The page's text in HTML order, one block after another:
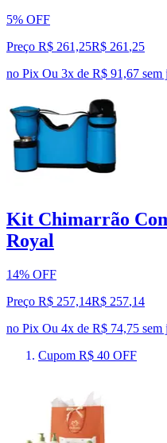
5% OFF
Preço R$ 261,25R$ 261 ,25
no Pix Ou 3x de R$ 91,67 sem
Kit Chimarrão
Royal
14% OFF
Preço R$ 257,14R$ 257,14
no Pix Ou 4x de R$ 74,75 sem
Cupom R$ 40 OFF